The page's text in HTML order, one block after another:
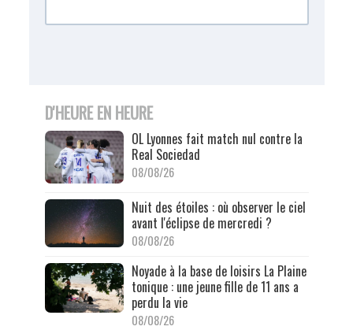
D'HEURE EN HEURE
OL Lyonnes fait match nul contre la
Real Sociedad
08/08/26
Nuit des étoiles : où observer le ciel
avant l'éclipse de mercredi ?
08/08/26
Noyade à la base de loisirs La Plaine
tonique : une jeune fille de 11 ans a
perdu la vie
08/08/26